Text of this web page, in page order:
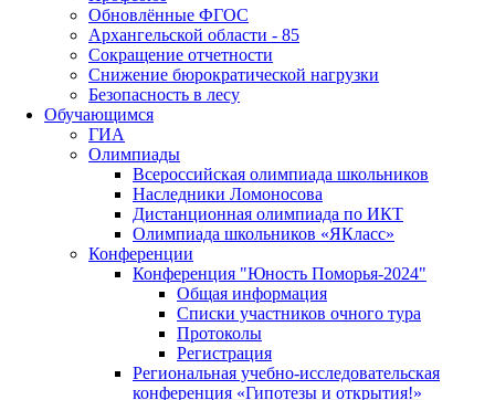
Обновлённые ФГОС
Архангельской области - 85
Сокращение отчетности
Снижение бюрократической нагрузки
Безопасность в лесу
Обучающимся
ГИА
Олимпиады
Всероссийская олимпиада школьников
Наследники Ломоносова
Дистанционная олимпиада по ИКТ
Олимпиада школьников «ЯКласс»
Конференции
Конференция "Юность Поморья-2024"
Общая информация
Списки участников очного тура
Протоколы
Регистрация
Региональная учебно-исследовательская
конференция «Гипотезы и открытия!»